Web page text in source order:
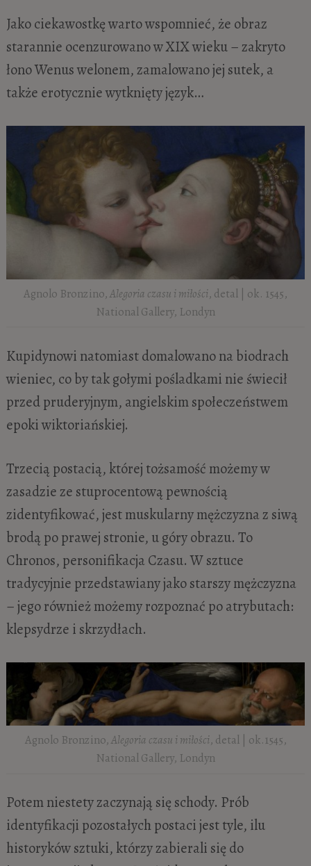
Jako ciekawostkę warto wspomnieć, że obraz
starannie ocenzurowano w XIX wieku – zakryto
łono Wenus welonem, zamalowano jej sutek, a
także erotycznie wytknięty język…
Agnolo Bronzino,Alegoria czasu i miłości, detal | ok. 1545,
National Gallery, Londyn
Kupidynowi natomiast domalowano na biodrach
wieniec, co by tak gołymi pośladkami nie świecił
przed pruderyjnym, angielskim społeczeństwem
epoki wiktoriańskiej.
Trzecią postacią, której tożsamość możemy w
zasadzie ze stuprocentową pewnością
zidentyfikować, jest muskularny mężczyzna z siwą
brodą po prawej stronie, u góry obrazu. To
Chronos, personifikacja Czasu. W sztuce
tradycyjnie przedstawiany jako starszy mężczyzna
– jego również możemy rozpoznać po atrybutach:
klepsydrze i skrzydłach.
Agnolo Bronzino,Alegoria czasu i miłości, detal | ok.1545,
National Gallery, Londyn
Potem niestety zaczynają się schody. Prób
identyfikacji pozostałych postaci jest tyle, ilu
historyków sztuki, którzy zabierali się do